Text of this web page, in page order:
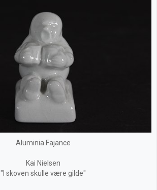
Aluminia Fajance
Kai Nielsen
"I skoven skulle være gilde"